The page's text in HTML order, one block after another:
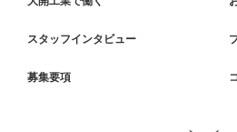
スタッフインタビュー
募集要項